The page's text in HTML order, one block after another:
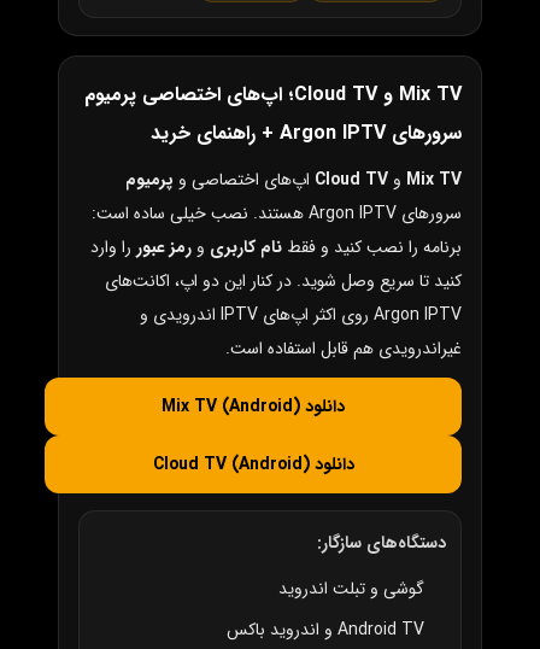
Mix TV و Cloud TV؛ اپ‌های اختصاصی پرمیوم
سرورهای Argon IPTV + راهنمای خرید
Mix TV و Cloud TV اپ‌های اختصاصی و پرمیوم
سرورهای Argon IPTV هستند. نصب خیلی ساده است:
برنامه را نصب کنید و فقط نام کاربری و رمز عبور را وارد
کنید تا سریع وصل شوید. در کنار این دو اپ، اکانت‌های
Argon IPTV روی اکثر اپ‌های IPTV اندرویدی و
غیراندرویدی هم قابل استفاده است.
دانلود Mix TV (Android)
دانلود Cloud TV (Android)
دستگاه‌های سازگار:
گوشی و تبلت اندروید
Android TV و اندروید باکس